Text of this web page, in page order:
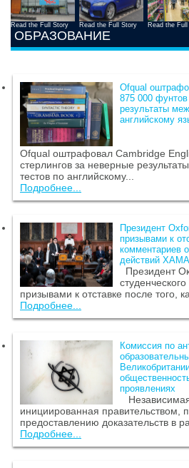
Read the Full Story Read the Full Story Read the
ОБРАЗОВАНИЕ
Ofqual
875 000
результаты
английскому
Ofqual оштрафовал Cambridge
стерлингов за неверные
тестов по английскому...
Подробнее...
Президент
призывами к
комментариев
действий
Президент
призывами к отставке после того,
Подробнее...
Комиссия по
проявлениях
инициированная правительством,
предоставлению доказательств в
Подробнее...